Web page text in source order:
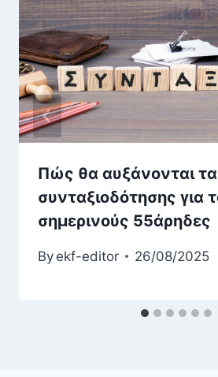
Πώς θα αυξάνονται τα
συνταξιοδότησης για
σημερινούς 55άρηδες
By ekf-editor 26/08/2025